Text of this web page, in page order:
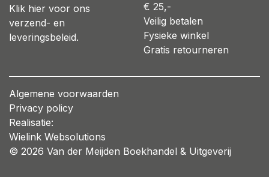
Klik hier voor ons
verzend- en
leveringsbeleid.
€ 25,-
Veilig betalen
Fysieke winkel
Gratis retourneren
Algemene voorwaarden
Privacy policy
Realisatie:
Wielink Websolutions
© 2026 Van der Meijden Boekhandel & Uitgeverij